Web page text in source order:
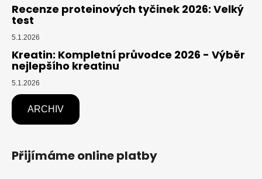
Recenze proteinových tyčinek 2026: Velký
test
5.1.2026
Kreatin: Kompletní průvodce 2026 - Výběr
nejlepšího kreatinu
5.1.2026
ARCHIV
Přijímáme online platby